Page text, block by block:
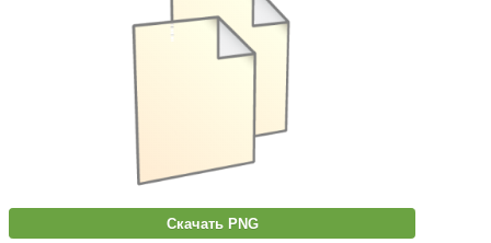
Скачать PNG